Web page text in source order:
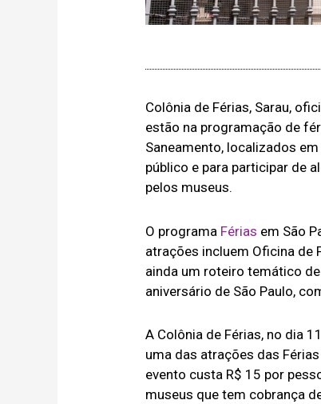
Colônia de Férias, Sarau,
estão na programação de
Saneamento, localizados
público e para participar de
pelos museus.
O programa Férias em São
atrações incluem Oficina de
ainda um roteiro temático
aniversário de São Paulo,
A Colônia de Férias, no dia
uma das atrações das
evento custa R$ 15 por
museus que tem cobrança